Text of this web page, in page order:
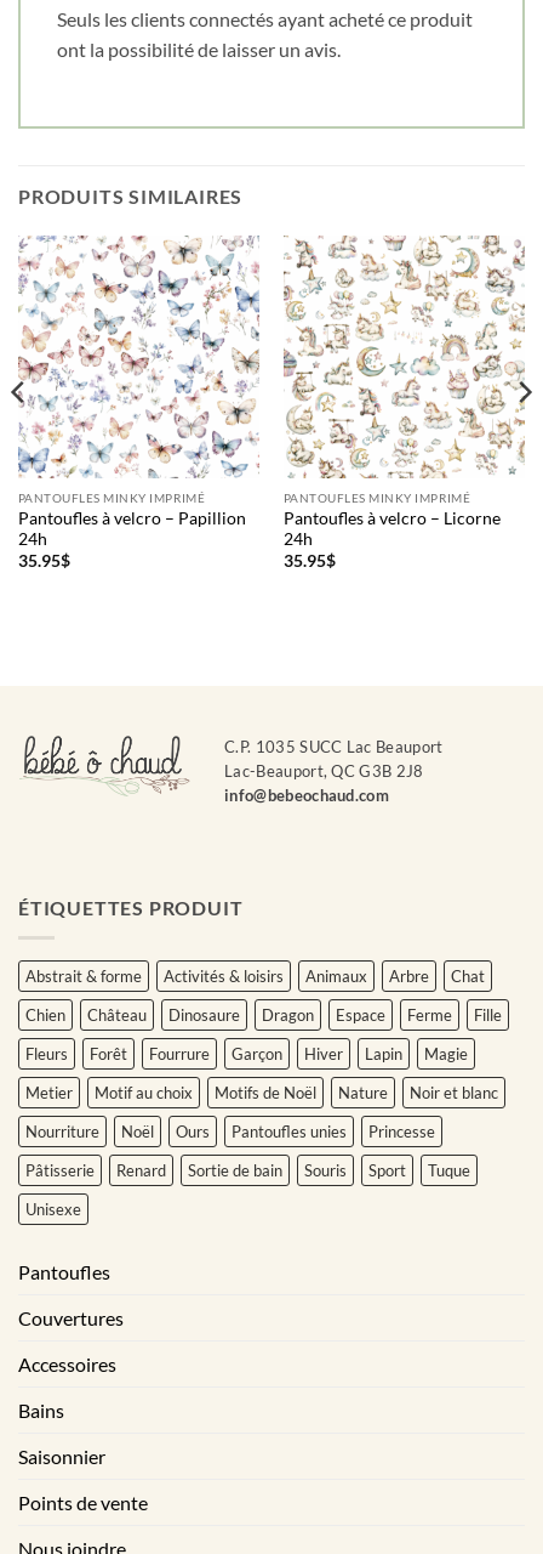
Seuls les clients connectés ayant acheté ce produit
ont la possibilité de laisser un avis.
PRODUITS SIMILAIRES
PANTOUFLES MINKY IMPRIMÉ
Pantoufles à velcro – Papillion
24h
35.95$
PANTOUFLES MINKY IMPRIMÉ
Pantoufles à velcro – Licorne
24h
35.95$
C.P. 1035 SUCC Lac Beauport
Lac-Beauport, QC G3B 2J8
info@bebeochaud.com
ÉTIQUETTES PRODUIT
Abstrait & forme Activités & loisirs Animaux Arbre
Chat
Chien
Château Dinosaure Dragon Espace Ferme
Fille
Fleurs
Forêt Fourrure Garçon Hiver Lapin
Magie
Metier
Motif au choix Motifs de Noël Nature
Noir et blanc
Nourriture
Noël Ours Pantoufles unies
Princesse
Pâtisserie
Renard Sortie de bain Souris Sport
Tuque
Unisexe
Pantoufles
Couvertures
Accessoires
Bains
Saisonnier
Points de vente
Nous joindre